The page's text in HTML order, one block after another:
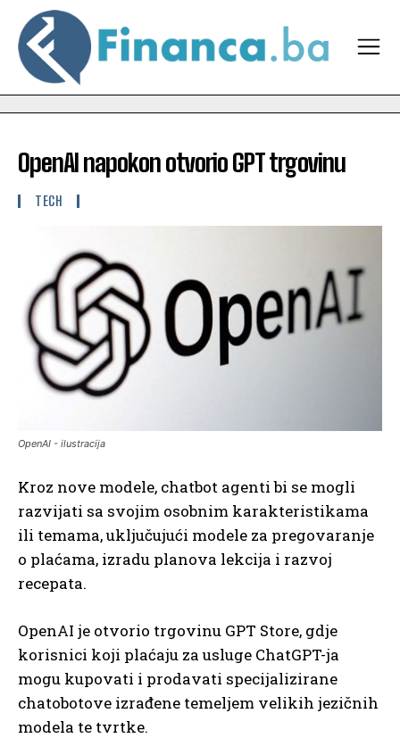
OpenAI napokon otvorio GPT trgovinu
TECH
OpenAI - ilustracija
Kroz nove modele, chatbot agenti bi se mogli
razvijati sa svojim osobnim karakteristikama
ili temama, uključujući modele za pregovaranje
o plaćama, izradu planova lekcija i razvoj
recepata.
OpenAI je otvorio trgovinu GPT Store, gdje
korisnici koji plaćaju za usluge ChatGPT-ja
mogu kupovati i prodavati specijalizirane
chatobotove izrađene temeljem velikih jezičnih
modela te tvrtke.